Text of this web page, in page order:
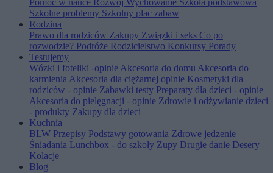
Pomoc w nauce Rozwój Wychowanie Szkoła podstawowa
Szkolne problemy Szkolny plac zabaw
Rodzina
Prawo dla rodziców Zakupy Związki i seks Co po
rozwodzie? Podróże Rodzicielstwo Konkursy Porady
Testujemy
Wózki i foteliki -opinieAkcesoria do domu Akcesoria do
karmieniaAkcesoria dla ciężarnej opinie Kosmetyki dla
rodziców - opinie Zabawki testy Preparaty dla dzieci - opinie
Akcesoria do pielęgnacji - opinie Zdrowie i odżywianie dzieci
- produkty Zakupy dla dzieci
Kuchnia
BLW Przepisy Podstawy gotowania Zdrowe jedzenie
Śniadania Lunchbox - do szkoły Zupy Drugie danie Desery
Kolacje
Blog